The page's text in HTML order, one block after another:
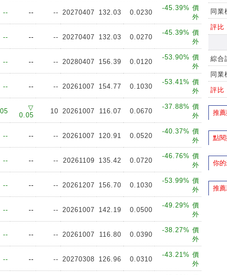
-- -- -- 20270407 132.03 0.0230
-45.39% 價
外
-- -- -- 20270407 132.03 0.0270
-45.39% 價
外
-- -- -- 20280407 156.39 0.0120
-53.90% 價
外
-- -- -- 20261007 154.77 0.1030
-53.41% 價
外
▽
0.05
10 20261007 116.07 0.0670
-37.88% 價
外
-- -- -- 20261007 120.91 0.0520
-40.37% 價
外
-- -- -- 20261109 135.42 0.0720
-46.76% 價
外
-- -- -- 20261207 156.70 0.1030
-53.99% 價
外
-- -- -- 20261007 142.19 0.0500
-49.29% 價
外
-- -- -- 20261007 116.80 0.0390
-38.27% 價
外
-- -- -- 20270308 126.96 0.0310
-43.21% 價
外
同業
評比
綜合
同業
評比
推
點
你
推